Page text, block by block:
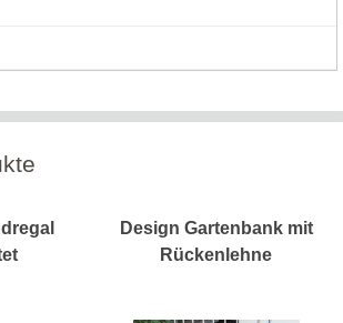
Design Gartenbank mit
Rückenlehne